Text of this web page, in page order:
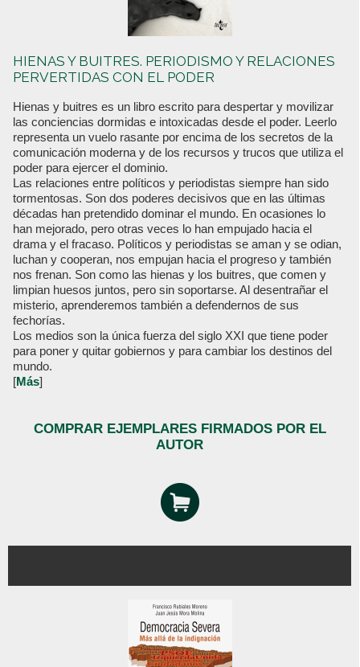
HIENAS Y BUITRES. PERIODISMO Y RELACIONES
PERVERTIDAS CON EL PODER
Hienas y buitres es un libro escrito para despertar y movilizar
las conciencias dormidas e intoxicadas desde el poder. Leerlo
representa un vuelo rasante por encima de los secretos de la
comunicación moderna y de los recursos y trucos que utiliza el
poder para ejercer el dominio.
Las relaciones entre políticos y periodistas siempre han sido
tormentosas. Son dos poderes decisivos que en las últimas
décadas han pretendido dominar el mundo. En ocasiones lo
han mejorado, pero otras veces lo han empujado hacia el
drama y el fracaso. Políticos y periodistas se aman y se odian,
luchan y cooperan, nos empujan hacia el progreso y también
nos frenan. Son como las hienas y los buitres, que comen y
limpian huesos juntos, pero sin soportarse. Al desentrañar el
misterio, aprenderemos también a defendernos de sus
fechorías.
Los medios son la única fuerza del siglo XXI que tiene poder
para poner y quitar gobiernos y para cambiar los destinos del
mundo.
[Más]
COMPRAR EJEMPLARES FIRMADOS POR EL
AUTOR